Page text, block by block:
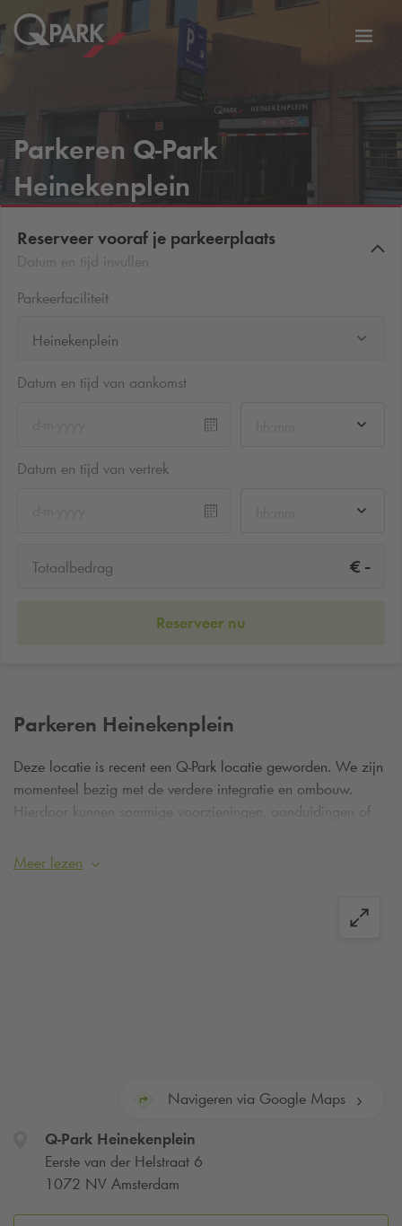
Parkeren Q-Park
Heinekenplein
Reserveer vooraf je parkeerplaats
Parkeerfaciliteit
Heinekenplein
Datum en tijd van aankomst
Datum en tijd van vertrek
Totaalbedrag € -
Reserveer nu
Parkeren Heinekenplein
Deze locatie is recent een Q-Park locatie geworden. We zijn
momenteel bezig met de verdere integratie en ombouw.
Hierdoor kunnen sommige voorzieningen, aanduidingen of
Parkeer eenvoudig op kentekenherkenning.
Meer lezen
Navigeren via Google Maps
Q-ParkHeinekenplein
Eerste van der Helstraat 6
1072 NV Amsterdam